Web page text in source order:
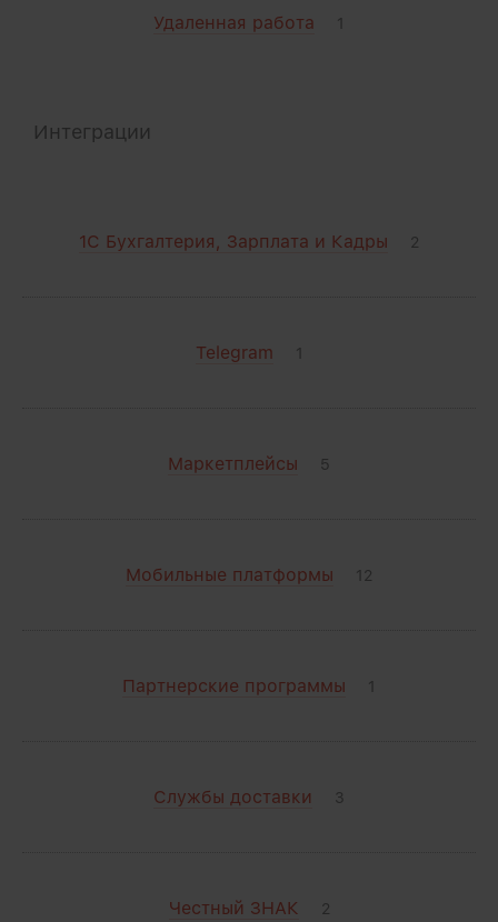
Удаленная работа 1
Интеграции
1С Бухгалтерия, Зарплата и Кадры 2
Telegram 1
Маркетплейсы 5
Мобильные платформы 12
Партнерские программы 1
Службы доставки 3
Честный ЗНАК 2